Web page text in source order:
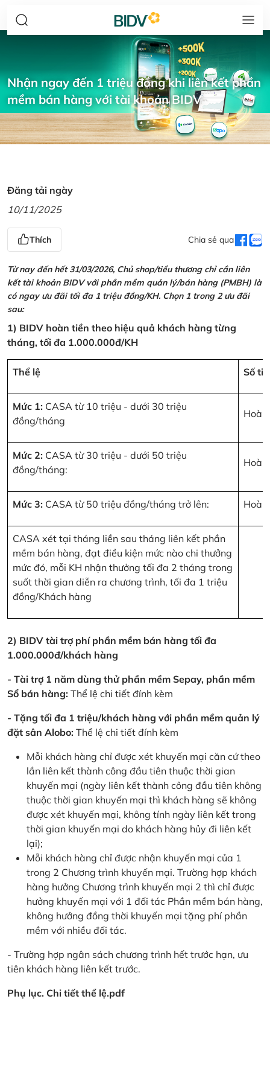
Nhận ngay đến 1 triệu đồng khi liên kết phần
mềm bán hàng với tài khoản BIDV
Đăng tải ngày
10/11/2025
Thích Chia sẻ qua
Từ nay đến hết 31/03/2026, Chủ shop/tiểu thương chỉ cần liên
kết tài khoản BIDV với phần mềm quản lý/bán hàng (PMBH) là
có ngay ưu đãi tối đa 1 triệu đồng/KH. Chọn 1 trong 2 ưu đãi
sau:
1) BIDV hoàn tiền theo hiệu quả khách hàng từng
tháng, tối đa 1.000.000đ/KH
Thể lệ Số
Mức 1: CASA từ 10 triệu - dưới 30 triệu
đồng/tháng
Mức 2: CASA từ 30 triệu - dưới 50 triệu
đồng/tháng:
Mức 3: CASA từ 50 triệu đồng/tháng trở lên:
CASA xét tại tháng liền sau tháng liên kết phần
mềm bán hàng, đạt điều kiện mức nào chi thưởng
mức đó, mỗi KH nhận thưởng tối đa 2 tháng trong
suốt thời gian diễn ra chương trình, tối đa 1 triệu
đồng/Khách hàng
2) BIDV tài trợ phí phần mềm bán hàng tối đa
1.000.000đ/khách hàng
- Tài trợ 1 năm dùng thử phần mềm Sepay, phần mềm
Sổ bán hàng: Thể lệ chi tiết đính kèm
- Tặng tối đa 1 triệu/khách hàng với phần mềm quản lý
đặt sân Alobo: Thể lệ chi tiết đính kèm
Mỗi khách hàng chỉ được xét khuyến mại căn cứ theo
lần liên kết thành công đầu tiên thuộc thời gian
khuyến mại (ngày liên kết thành công đầu tiên không
thuộc thời gian khuyến mại thì khách hàng sẽ không
được xét khuyến mại, không tính ngày liên kết trong
thời gian khuyến mại do khách hàng hủy đi liên kết
lại);
Mỗi khách hàng chỉ được nhận khuyến mại của 1
trong 2 Chương trình khuyến mại. Trường hợp khách
hàng hưởng Chương trình khuyến mại 2 thì chỉ được
hưởng khuyến mại với 1 đối tác Phần mềm bán hàng,
không hưởng đồng thời khuyến mại tặng phí phần
mềm với nhiều đối tác.
- Trường hợp ngân sách chương trình hết trước hạn, ưu
tiên khách hàng liên kết trước.
Phụ lục. Chi tiết thể lệ.pdf